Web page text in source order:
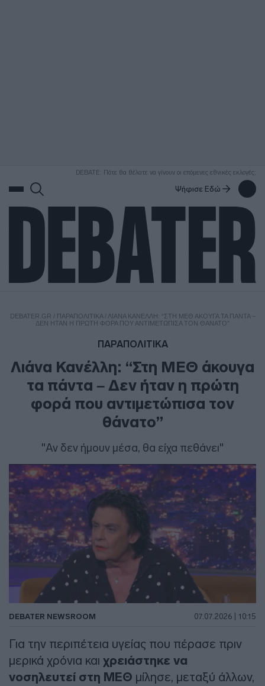
DEBATE: Πότε θα θέλατε να γίνουν οι επόμενες εθνικές εκλογές;
Ψήφισε Εδώ
DEBATER.GR / ΠΑΡΑΠΟΛΙΤΙΚΑ/ ΛΙΆΝΑ ΚΑΝΈΛΛΗ: “ΣΤΗ ΜΕΘ ΆΚΟΥΓΑ ΤΑ ΠΆΝΤΑ –
ΔΕΝ ΉΤΑΝ Η ΠΡΏΤΗ ΦΟΡΆ ΠΟΥ ΑΝΤΙΜΕΤΏΠΙΣΑ ΤΟΝ ΘΆΝΑΤΟ”
ΠΑΡΑΠΟΛΙΤΙΚΑ
Λιάνα Κανέλλη: “Στη ΜΕΘ άκουγα
τα πάντα – Δεν ήταν η πρώτη
φορά που αντιμετώπισα τον
θάνατο”
"Αν δεν ήμουν μέσα, θα είχα πεθάνει"
DEBATER NEWSROOM 07.07.2026 | 10:15
Για την περιπέτεια υγείας που πέρασε πριν
μερικά χρόνια και χρειάστηκε να
νοσηλευτεί στη ΜΕΘ μίλησε, μεταξύ άλλων,